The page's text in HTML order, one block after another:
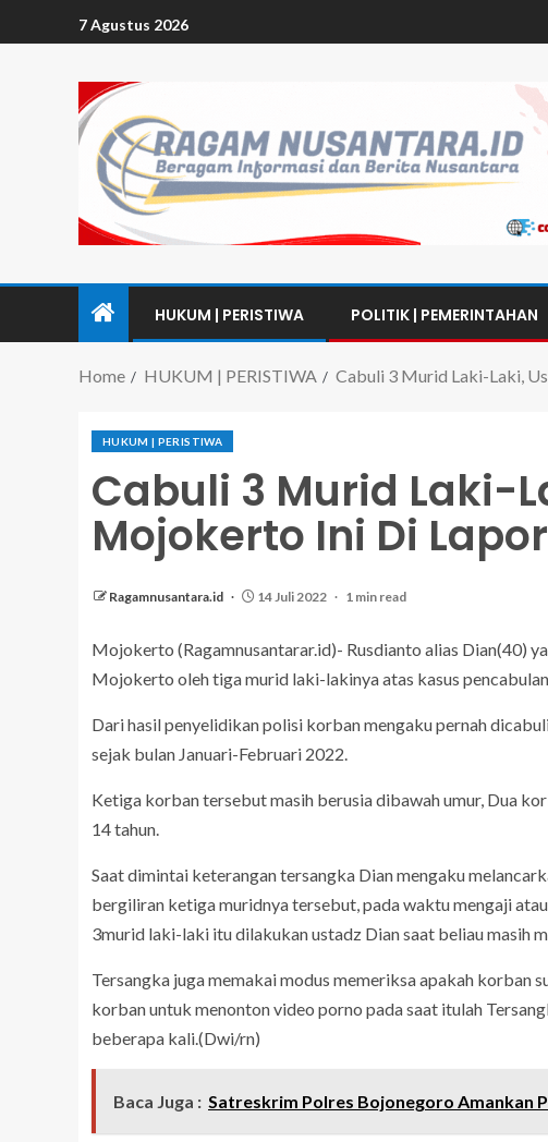
7 Agustus 2026
HUKUM | PERISTIWA POLITIK | PEMERINTAHAN
Home HUKUM | PERISTIWA Cabuli 3 Murid Laki-Laki,
HUKUM | PERISTIWA
Cabuli 3 Murid Laki-
Mojokerto Ini Di
Ragamnusantara.id 14 Juli 2022 1 min read
Mojokerto (Ragamnusantarar.id)- Rusdianto alias Dian(40)
Mojokerto oleh tiga murid laki-lakinya atas kasus
Dari hasil penyelidikan polisi korban mengaku pernah
sejak bulan Januari-Februari 2022.
Ketiga korban tersebut masih berusia dibawah umur, Dua
14 tahun.
Saat dimintai keterangan tersangka Dian mengaku
bergiliran ketiga muridnya tersebut, pada waktu mengaji
3murid laki-laki itu dilakukan ustadz Dian saat beliau masih
Tersangka juga memakai modus memeriksa apakah korban
korban untuk menonton video porno pada saat itulah
beberapa kali.(Dwi/rn)
Baca Juga : Satreskrim Polres Bojonegoro Amankan